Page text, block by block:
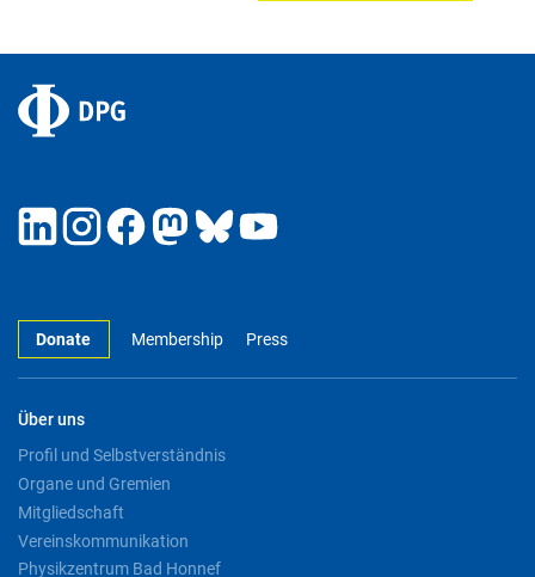
Donate Membership Press
Über uns
Profil und Selbstverständnis
Organe und Gremien
Mitgliedschaft
Vereinskommunikation
Physikzentrum Bad Honnef